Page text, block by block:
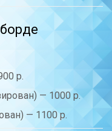
р.
— 1000 р.
— 1100 р.